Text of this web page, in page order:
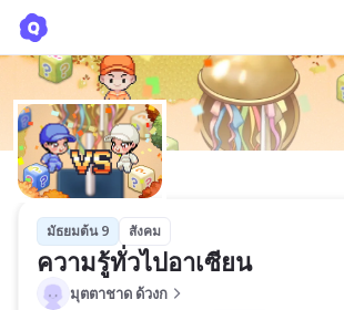
มัธยมต้น 9 สังคม
ความรู้ทั่วไปอาเซียน
มุตตาชาด ด้วงก